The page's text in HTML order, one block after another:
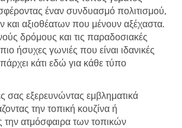
έναν συνδυασμό πολιτισμού,
και αξιοθέατων που μένουν αξέχαστα.
δρόμους και τις παραδοσιακές
ήσυχες γωνιές που είναι ιδανικές
κάτι εδώ για κάθε τύπο
σας εξερευνώντας εμβληματικά
την τοπική κουζίνα ή
ατμόσφαιρα των τοπικών